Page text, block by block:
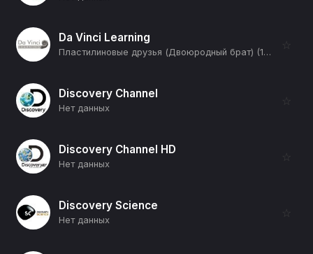
Da Vinci Learning
Пластилиновые друзья (Двоюродный брат) (12+)
☆
Discovery Channel
Нет данных
☆
Discovery Channel HD
Нет данных
☆
Discovery Science
Нет данных
☆